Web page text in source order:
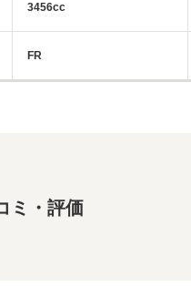
3456cc
FR
ミ・評価